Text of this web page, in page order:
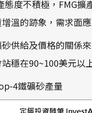
度不積極，FMG擴
溫的跡象，需求面
供給及價格的關係
穩在90~100美元以
4鐵礦砂產量